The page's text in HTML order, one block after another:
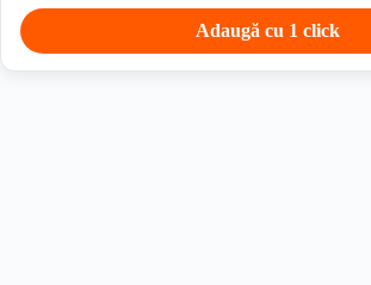
Adaugă cu 1 click